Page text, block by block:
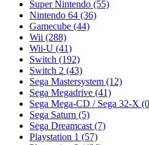
Super Nintendo (55)
Nintendo 64 (36)
Gamecube (44)
Wii (288)
Wii-U (41)
Switch (192)
Switch 2 (43)
Sega Mastersystem (12)
Sega Megadrive (41)
Sega Mega-CD / Sega 32-X
Sega Saturn (5)
Sega Dreamcast (7)
Playstation 1 (57)